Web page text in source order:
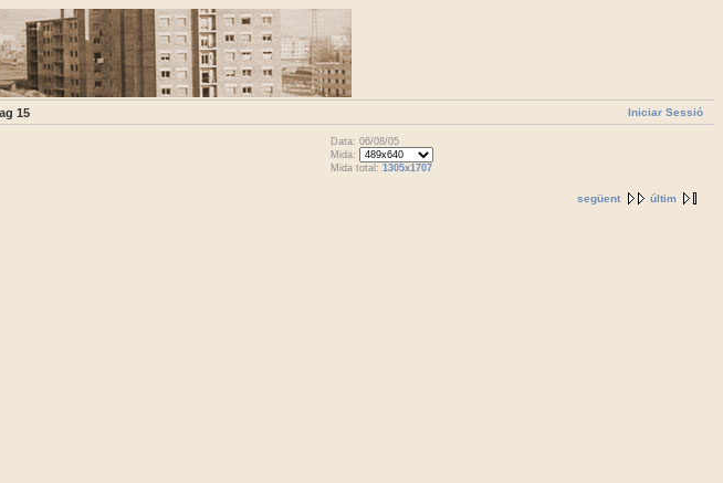
Iniciar Sessió
15
Data: 06/08/05
Mida:
Mida total: 1305x1707
següent últim